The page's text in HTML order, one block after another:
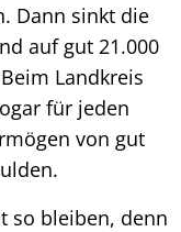
Dann sinkt die
auf gut 21.000
Landkreis
für jeden
von gut
so bleiben, denn